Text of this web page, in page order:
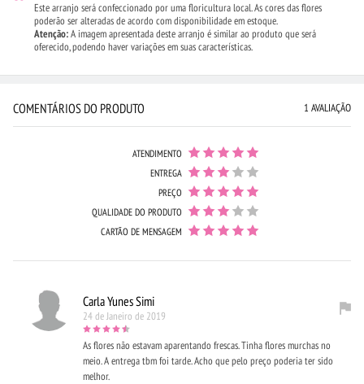
Este arranjo será confeccionado por uma floricultura local. As cores das flores
poderão ser alteradas de acordo com disponibilidade em estoque.
Atenção:A imagem apresentada deste arranjo é similar ao produto que será
oferecido, podendo haver variações em suas características.
COMENTÁRIOS DO PRODUTO 1 AVALIAÇÃO
ATENDIMENTO
ENTREGA
PREÇO
QUALIDADE DO PRODUTO
CARTÃO DE MENSAGEM
Carla Yunes Simi
24 de Janeiro de 2019
As flores não estavam aparentando frescas. Tinha flores murchas no
meio. A entrega tbm foi tarde. Acho que pelo preço poderia ter sido
melhor.